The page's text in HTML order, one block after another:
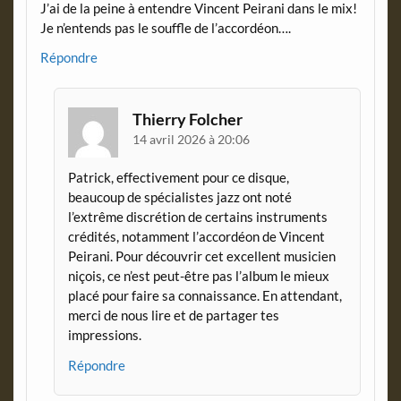
J’ai de la peine à entendre Vincent Peirani dans le mix!
Je n’entends pas le souffle de l’accordéon….
Répondre
Thierry Folcher
14 avril 2026 à 20:06
Patrick, effectivement pour ce disque,
beaucoup de spécialistes jazz ont noté
l’extrême discrétion de certains instruments
crédités, notamment l’accordéon de Vincent
Peirani. Pour découvrir cet excellent musicien
niçois, ce n’est peut-être pas l’album le mieux
placé pour faire sa connaissance. En attendant,
merci de nous lire et de partager tes
impressions.
Répondre